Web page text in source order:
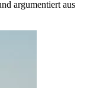
argumentiert aus